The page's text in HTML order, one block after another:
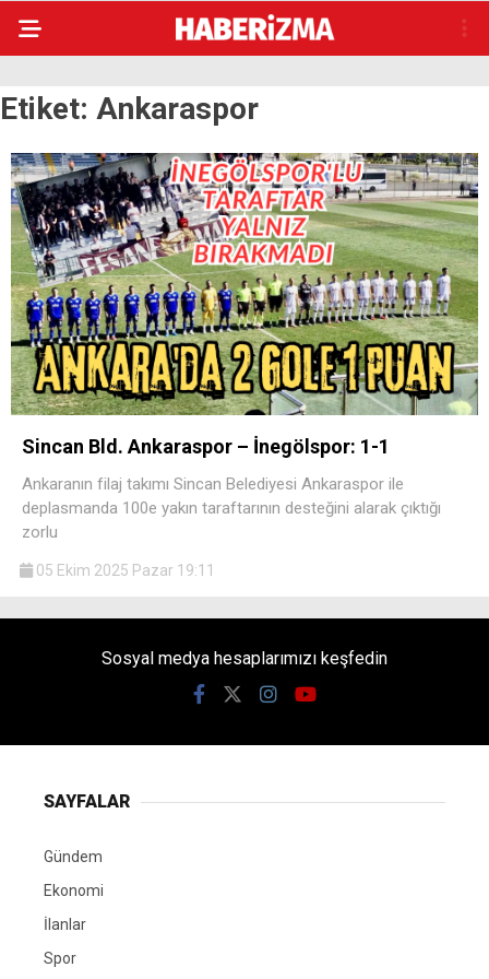
Etiket: Ankaraspor
Sincan Bld. Ankaraspor – İnegölspor: 1-1
Ankaranın filaj takımı Sincan Belediyesi Ankaraspor ile
deplasmanda 100e yakın taraftarının desteğini alarak çıktığı
zorlu
05 Ekim 2025 Pazar 19:11
Sosyal medya hesaplarımızı keşfedin
SAYFALAR
Gündem
Ekonomi
İlanlar
Spor